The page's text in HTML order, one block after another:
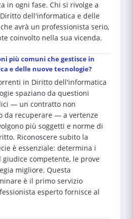
in ogni fase. Chi si rivolge a
dell'informatica e delle
avrà un professionista serio,
coinvolto nella sua vicenda.
più comuni che gestisce in
e delle nuove tecnologie?
in Diritto dell'informatica
spaziano da questioni
— un contratto non
da recuperare — a vertenze
più soggetti e norme di
Riconoscere subito la
è essenziale: determina i
competente, le prove
migliore. Questa
è il primo servizio
esperto fornisce al